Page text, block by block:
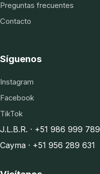
Preguntas frecuentes
Contacto
Síguenos
Instagram
Facebook
TikTok
J.L.B.R. · +51 986 999 789
Cayma · +51 956 289 631